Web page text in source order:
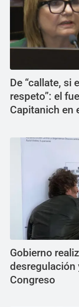
De “callate, si
respeto”: el
Capitanich en
Gobierno
desregulación
Congreso